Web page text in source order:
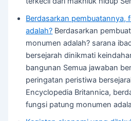
Berdasarkan pembuatannya,
adalah? Berdasarkan
monumen adalah? sarana
bersejarah dinikmati
bangunan Semua jawaban
peringatan peristiwa
Encyclopedia Britannica,
fungsi patung monumen